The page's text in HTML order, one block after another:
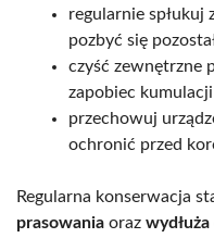
regularnie spłukuj
pozbyć się
czyść zewnętrzne
zapobiec
przechowuj
ochronić przed
Regularna konserwacja
prasowania oraz